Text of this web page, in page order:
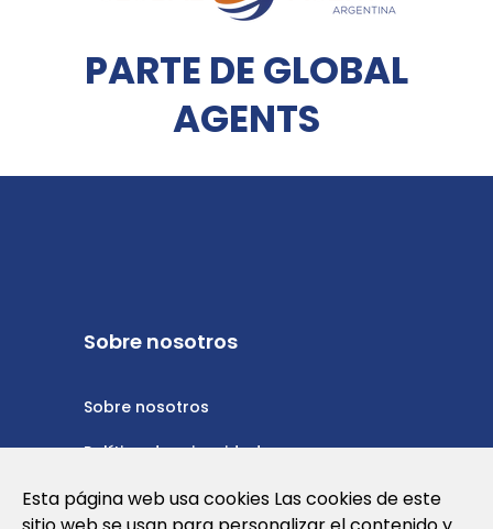
PARTE DE GLOBAL
AGENTS
Sobre nosotros
Sobre nosotros
Política de privacidad
Política de cookies
Esta página web usa cookies Las cookies de este